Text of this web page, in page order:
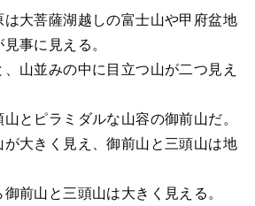
大菩薩湖越しの富士山や甲府盆地
事に見える。
山並みの中に目立つ山が二つ見え
とピラミダルな山容の御前山だ。
大きく見え、御前山と三頭山は地
前山と三頭山は大きく見える。